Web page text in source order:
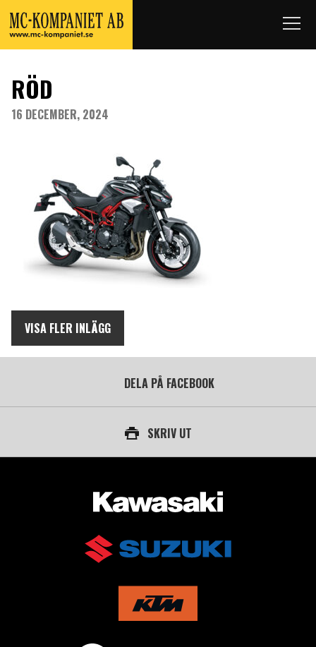
RÖD
16 DECEMBER, 2024
VISA FLER INLÄGG
DELA PÅ FACEBOOK
SKRIV UT
AUKTORISERAD ÅTERFÖRSÄLJARE AV